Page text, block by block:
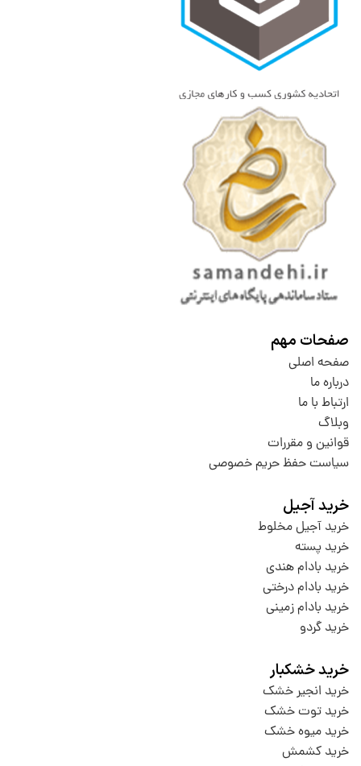
صفحات مهم
صفحه اصلی
درباره ما
ارتباط با ما
وبلاگ
قوانین و مقررات
سیاست حفظ حریم خصوصی
خرید آجیل
خرید آجیل مخلوط
خرید پسته
خرید بادام هندی
خرید بادام درختی
خرید بادام زمینی
خرید گردو
خرید خشکبار
خرید انجیر خشک
خرید توت خشک
خرید میوه خشک
خرید کشمش